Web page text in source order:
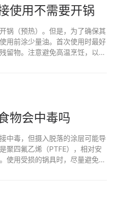
使用不需要开锅
锅（预热）。但是，为了确保其
用前涂少量油。首次使用时最好
留物。注意避免高温烹饪，以防
物会中毒吗
中毒，但摄入脱落的涂层可能导
聚四氟乙烯（PTFE），相对安
使用受损的锅具时，尽量避免高